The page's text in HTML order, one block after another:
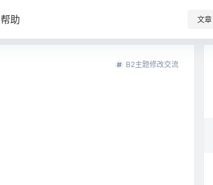
帮助 文章
B2主题修改交流